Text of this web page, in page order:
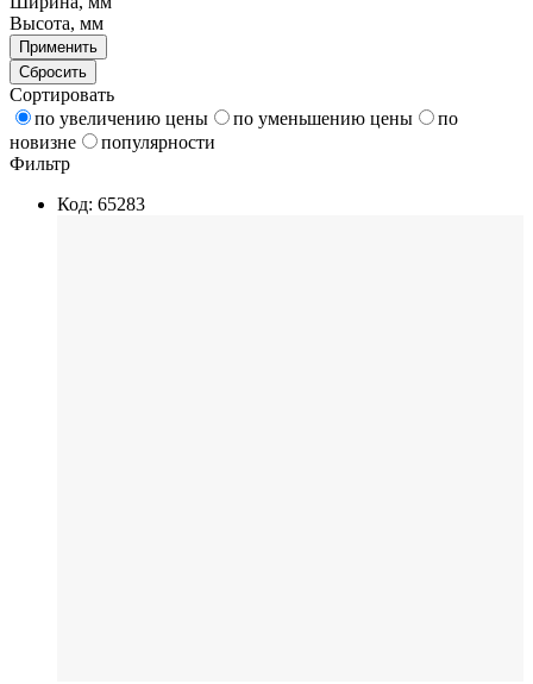
Высота, мм
Применить
Сбросить
Сортировать
по увеличению цены
по уменьшению цены
по
новизне
популярности
Фильтр
Код: 65283